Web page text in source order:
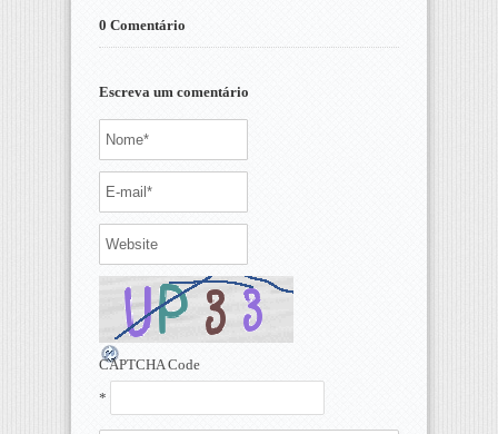
0 Comentário
Escreva um comentário
CAPTCHA Code
*